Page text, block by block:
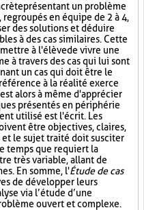
présentant un problème
en équipe de 2 à 4,
des solutions et déduire
à des cas similaires. Cette
à l'élève de vivre une
à travers des cas qui lui sont
un cas qui doit être le
à la réalité exerce
alors à même d'apprécier
présentés en périphérie
utilisé est l'écrit. Les
être objectives, claires,
le sujet traité doit susciter
temps que requiert la
très variable, allant de
En somme, l'Étude de cas
de développer leurs
via l’étude d’une
ouvert et complexe.